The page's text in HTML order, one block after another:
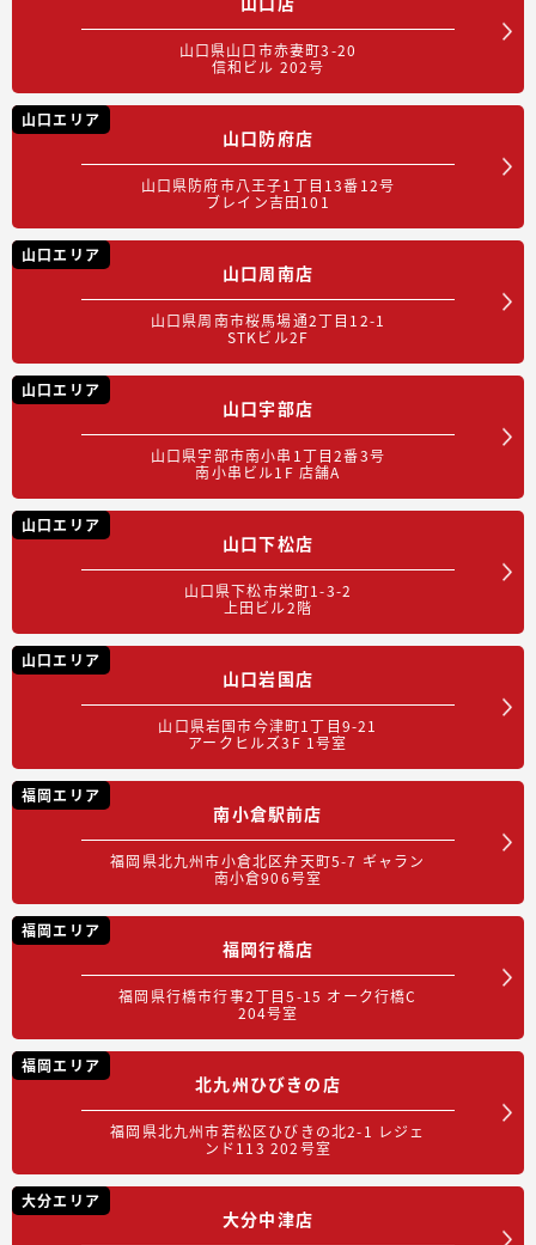
山口県山口市赤妻町3-20
信和ビル 202号
山口エリア
山口防府店
山口県防府市八王子1丁目13番12号
ブレイン吉田101
山口エリア
山口周南店
山口県周南市桜馬場通2丁目12-1
STKビル2F
山口エリア
山口宇部店
山口県宇部市南小串1丁目2番3号
南小串ビル1F 店舗A
山口エリア
山口下松店
山口県下松市栄町1-3-2
上田ビル2階
山口エリア
山口岩国店
山口県岩国市今津町1丁目9-21
アークヒルズ3F 1号室
福岡エリア
南小倉駅前店
福岡県北九州市小倉北区弁天町5-7 ギャラン
南小倉906号室
福岡エリア
福岡行橋店
福岡県行橋市行事2丁目5-15 オーク行橋C
204号室
福岡エリア
北九州ひびきの店
福岡県北九州市若松区ひびきの北2-1 レジェ
ンド113 202号室
大分エリア
大分中津店